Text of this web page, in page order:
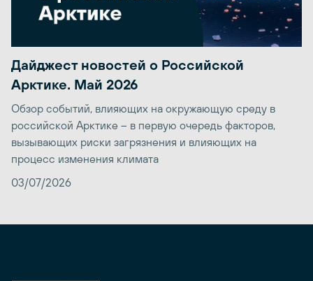
Дайджест новостей о Российской
Арктике. Май 2026
Обзор событий, влияющих на окружающую среду в
российской Арктике – в первую очередь факторов,
вызывающих риски загрязнения и влияющих на
процесс изменения климата
03/07/2026